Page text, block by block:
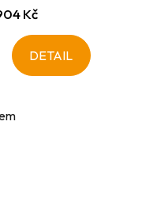
Kč
DETAIL